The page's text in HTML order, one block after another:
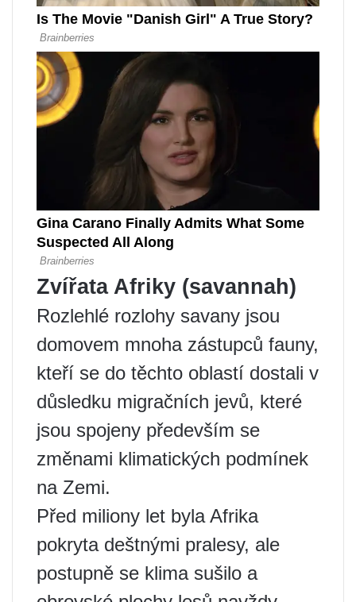
Zvířata Afriky (savannah)
Rozlehlé rozlohy savany jsou
domovem mnoha zástupců fauny,
kteří se do těchto oblastí dostali v
důsledku migračních jevů, které
jsou spojeny především se
změnami klimatických podmínek
na Zemi.
Před miliony let byla Afrika
pokryta deštnými pralesy, ale
postupně se klima sušilo a